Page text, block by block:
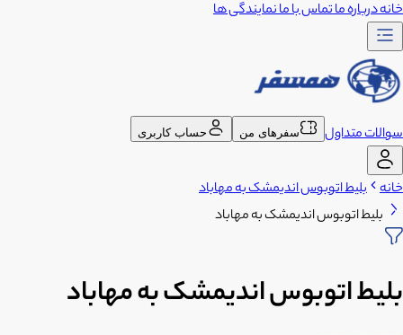
خانهدرباره ماتماس با مانمایندگی ها
سوالات متداول سفرهای من حساب کاربری
خانه بلیط اتوبوس اندیمشک به مهاباد
بلیط اتوبوس اندیمشک به مهاباد
بلیط اتوبوس اندیمشک به مهاباد